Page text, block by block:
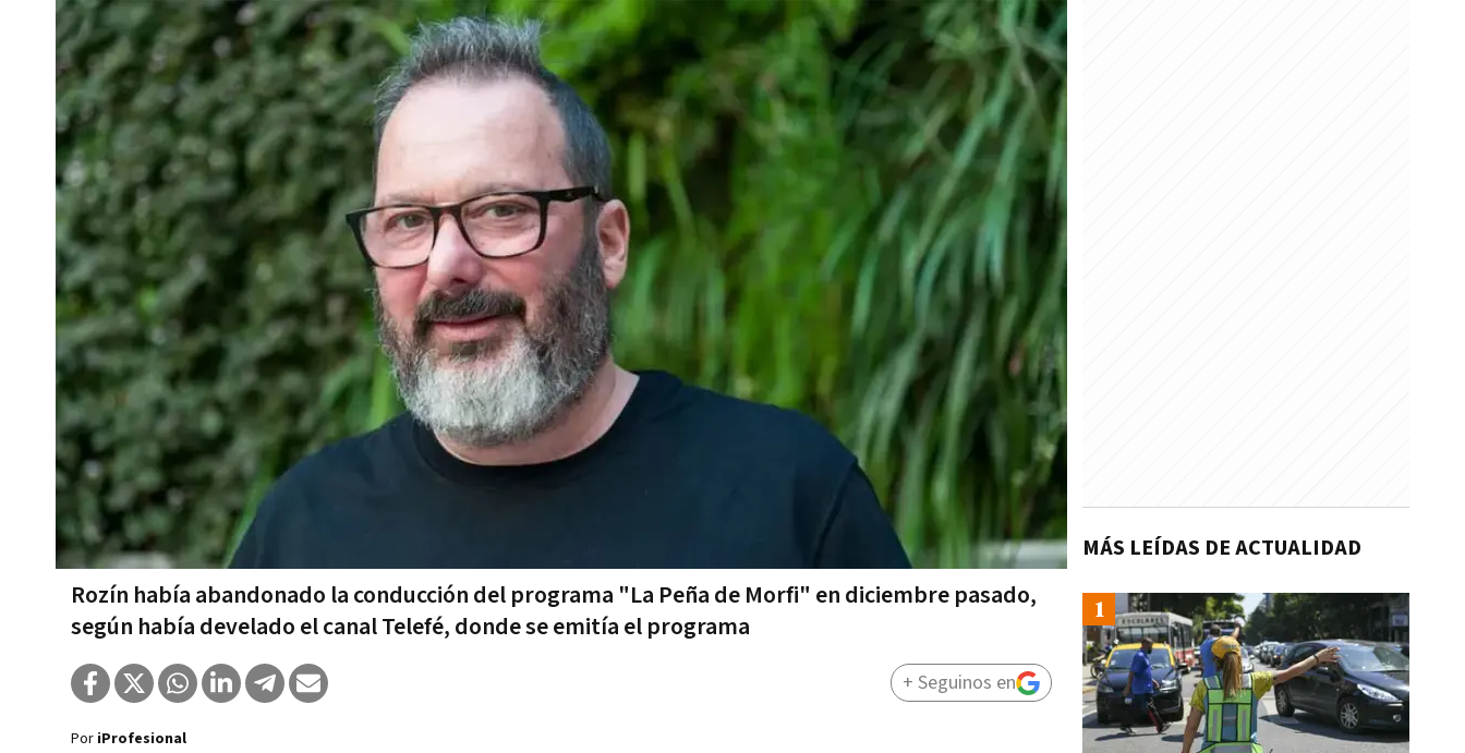
Rozín había abandonado la conducción del programa "La Peña de Morfi" en diciembre pasado,
según había develado el canal Telefé, donde se emitía el programa
Por iProfesional
+ Seguinos en
MÁS LEÍDAS DE ACTUALIDAD